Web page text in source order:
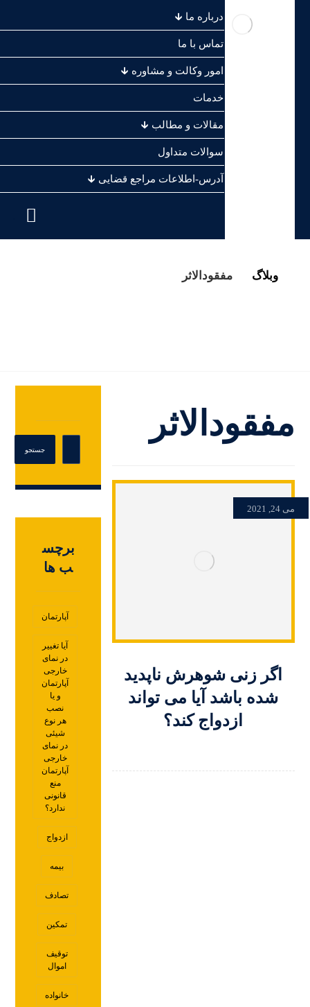
درباره ما 🡳
تماس با ما
امور وکالت و مشاوره 🡳
خدمات
مقالات و مطالب 🡳
سوالات متداول
آدرس-اطلاعات مراجع قضایی 🡳
وبلاگ مفقودالاثر
مفقودالاثر
اگر زنی شوهرش ناپدید
شده باشد آیا می تواند
ازدواج کند؟
می 24, 2021
برچس
ب ها
آپارتمان
آیا تغییر
در نمای
خارجی
آپارتمان
و یا
نصب
هر نوع
شیئی
در نمای
خارجی
آپارتمان
منع
قانونی
ندارد؟
ازدواج
بیمه
تصادف
تمکین
توقیف
اموال
خانواده